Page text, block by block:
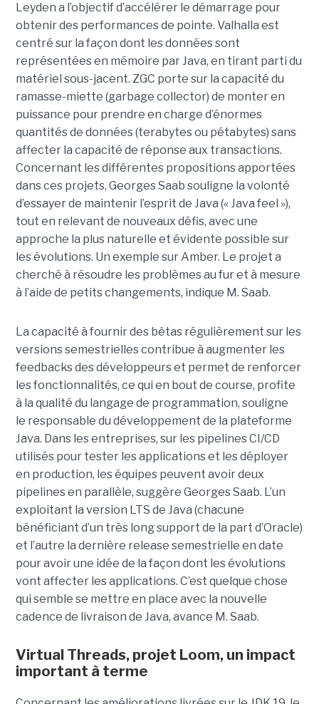
Leyden a l’objectif d’accélérer le démarrage pour
obtenir des performances de pointe. Valhalla est
centré sur la façon dont les données sont
représentées en mémoire par Java, en tirant parti du
matériel sous-jacent. ZGC porte sur la capacité du
ramasse-miette (garbage collector) de monter en
puissance pour prendre en charge d’énormes
quantités de données (terabytes ou pétabytes) sans
affecter la capacité de réponse aux transactions.
Concernant les différentes propositions apportées
dans ces projets, Georges Saab souligne la volonté
d’essayer de maintenir l’esprit de Java (« Java feel »),
tout en relevant de nouveaux défis, avec une
approche la plus naturelle et évidente possible sur
les évolutions. Un exemple sur Amber. Le projet a
cherché à résoudre les problèmes au fur et à mesure
à l’aide de petits changements, indique M. Saab.
La capacité à fournir des bêtas régulièrement sur les
versions semestrielles contribue à augmenter les
feedbacks des développeurs et permet de renforcer
les fonctionnalités, ce qui en bout de course, profite
à la qualité du langage de programmation, souligne
le responsable du développement de la plateforme
Java. Dans les entreprises, sur les pipelines CI/CD
utilisés pour tester les applications et les déployer
en production, les équipes peuvent avoir deux
pipelines en parallèle, suggère Georges Saab. L’un
exploitant la version LTS de Java (chacune
bénéficiant d’un très long support de la part d’Oracle)
et l’autre la dernière release semestrielle en date
pour avoir une idée de la façon dont les évolutions
vont affecter les applications. C’est quelque chose
qui semble se mettre en place avec la nouvelle
cadence de livraison de Java, avance M. Saab.
Virtual Threads, projet Loom, un impact
important à terme